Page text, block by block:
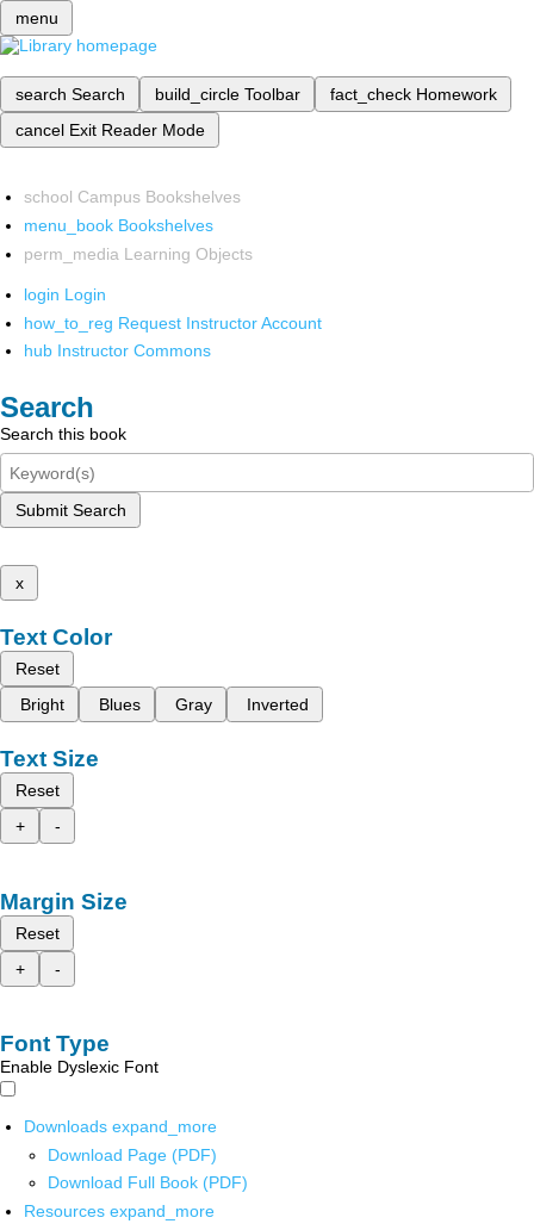
menu
search Search build_circle Toolbar fact_check Homework
cancel Exit Reader Mode
school Campus Bookshelves
menu_book Bookshelves
perm_media Learning Objects
login Login
how_to_reg Request Instructor Account
hub Instructor Commons
Search
Search this book
Submit Search
x
Text Color
Reset
Bright
Blues Gray Inverted
Text Size
Reset
+
-
Margin Size
Reset
+
-
Font Type
Enable Dyslexic Font
Downloads expand_more
Download Page (PDF)
Download Full Book (PDF)
Resources expand_more